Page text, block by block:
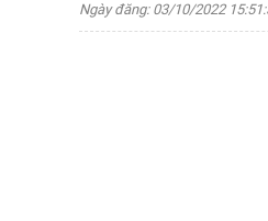
Ngày đăng: 03/10/2022